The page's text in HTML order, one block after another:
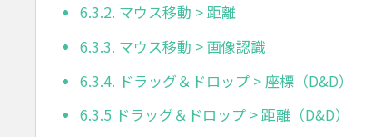
6.3.2. マウス移動 > 距離
6.3.3. マウス移動 > 画像認識
6.3.4. ドラッグ＆ドロップ > 座標（D&D）
6.3.5 ドラッグ＆ドロップ > 距離（D&D）